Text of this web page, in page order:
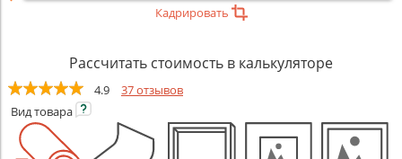
Кадрировать
Рассчитать стоимость в калькуляторе
4.9
37 отзывов
Видтовара